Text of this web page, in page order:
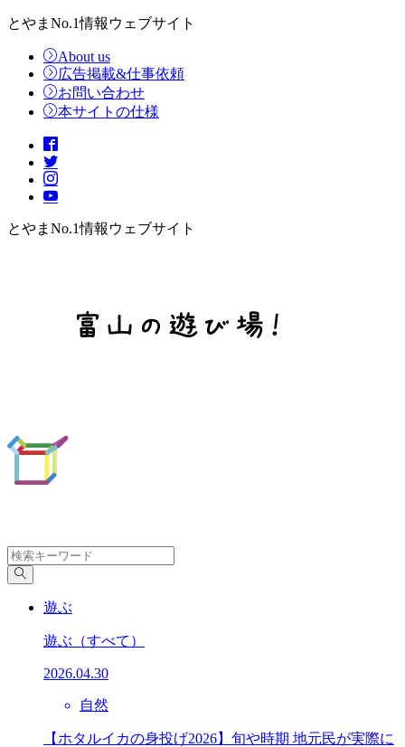
とやまNo.1情報ウェブサイト
About us
広告掲載&仕事依頼
お問い合わせ
本サイトの仕様
とやまNo.1情報ウェブサイト
遊ぶ
遊ぶ （すべて）
2026.04.30
自然
【ホタルイカの身投げ2026】旬や時期 地元民が実際に